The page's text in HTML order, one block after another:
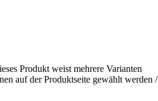
Produkt weist mehrere Varianten
auf der Produktseite gewählt werden/